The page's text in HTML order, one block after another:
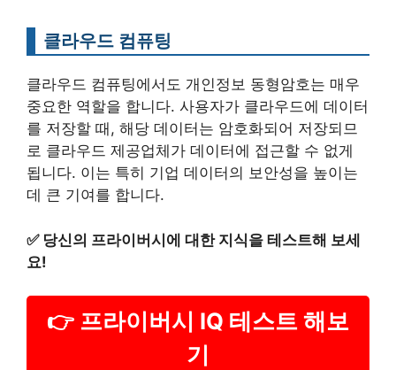
클라우드 컴퓨팅
클라우드 컴퓨팅에서도 개인정보 동형암호는 매우
중요한 역할을 합니다. 사용자가 클라우드에 데이터
를 저장할 때, 해당 데이터는 암호화되어 저장되므
로 클라우드 제공업체가 데이터에 접근할 수 없게
됩니다. 이는 특히 기업 데이터의 보안성을 높이는
데 큰 기여를 합니다.
✅ 당신의 프라이버시에 대한 지식을 테스트해 보세
요!
👉 프라이버시 IQ 테스트 해보
기